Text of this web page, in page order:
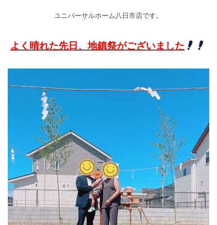
テクノロジー
建築実例
シミュレー
キャンペーン・コラボ情報
家づくりの知識
企業情報
お問い合わせ
モデルハウス見学予約
八日市店 TOPへ
ユニバーサルホーム八日市店です。
よく晴れた先日、地鎮祭がございました